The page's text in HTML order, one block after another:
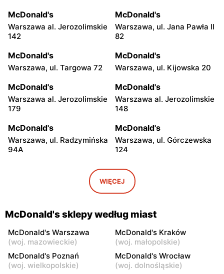
McDonald's
Warszawa al. Jerozolimskie
142
McDonald's
Warszawa, ul. Jana Pawła II
82
McDonald's
Warszawa, ul. Targowa 72
McDonald's
Warszawa, ul. Kijowska 20
McDonald's
Warszawa al. Jerozolimskie
179
McDonald's
Warszawa al. Jerozolimskie
148
McDonald's
Warszawa, ul. Radzymińska
94A
McDonald's
Warszawa, ul. Górczewska
124
Warszawa, ul. Grochowska
McDonald's
Warszawa, ul. Łopuszańska
2
McDonald's
Warszawa, ul. Wołoska 12
McDonald's
Warszawa, ul. Powsińska 31
McDonald's
Warszawa, ul. Komitetu
Obrony Robotników 65
McDonald's
Warszawa, ul. Połczyńska
28
WIĘCEJ
McDonald's sklepy według miast
McDonald's Warszawa
(woj. mazowieckie)
McDonald's Kraków
(woj. małopolskie)
McDonald's Poznań
(woj. wielkopolskie)
McDonald's Wrocław
(woj. dolnośląskie)